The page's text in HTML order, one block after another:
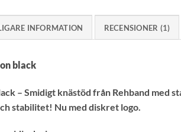
INFORMATION RECENSIONER (1)
black
– Smidigt knästöd från Rehband
stabilitet! Nu med diskret logo.